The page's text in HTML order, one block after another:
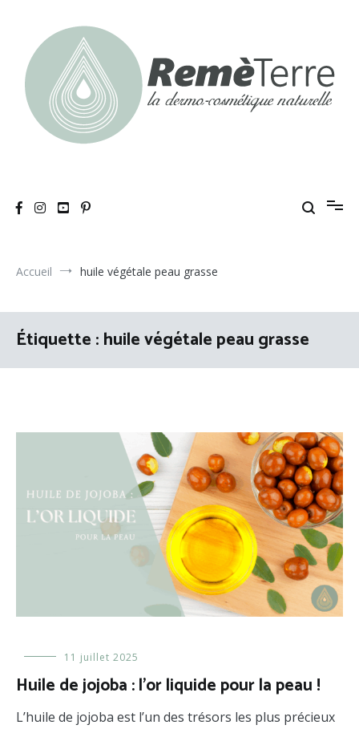
contenu
Accueil huile végétale peau grasse
Étiquette :huile végétale peau grasse
Les
Les
végétales ,
11 juillet 2025
Huile de jojoba : l’or liquide pour la peau !
L’huile de jojoba est l’un des trésors les plus précieux